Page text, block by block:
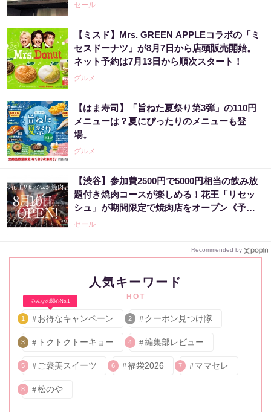
セール
【ミスド】Mrs. GREEN APPLEコラボの「ミ
セスドーナツ」が8月7日から店頭販売開始。
ネット予約は7月13日から順次スタート！
グルメ
【はま寿司】「旨ねた夏祭り第3弾」の110円
メニューは？夏にぴったりのメニューも登
場。
グルメ
【渋谷】参加費2500円で5000円相当の飲み放
題付き焼肉コースが楽しめる！花王「リセッ
シュ」が期間限定で焼肉店をオープン《予約
受付中》
セール
Recommended by
人気キーワード
HOT
みんなの関心No.1
1 お得なキャンペーン 2 クーポン見つけ隊
3 トクトクトーキョー 4 編集部レビュー
5 ご褒美スイーツ 6 福袋2026 7 ママセレ
8 松のや